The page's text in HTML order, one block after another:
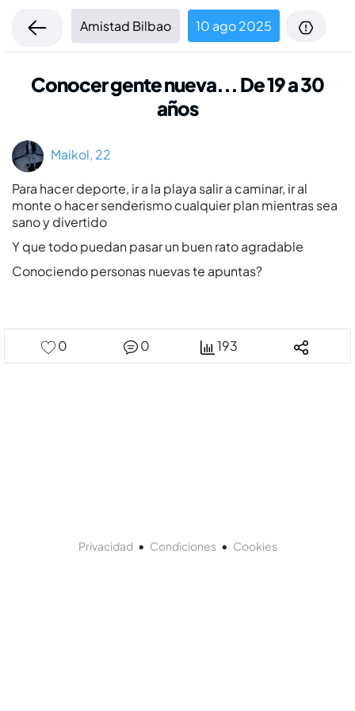
Amistad Bilbao 10 ago 2025
Conocer gente nueva... De 19 a 30
años
Maikol, 22
Para hacer deporte, ir a la playa salir a caminar, ir al
monte o hacer senderismo cualquier plan mientras sea
sano y divertido
Y que todo puedan pasar un buen rato agradable
Conociendo personas nuevas te apuntas?
0 0 193
Privacidad• Condiciones• Cookies